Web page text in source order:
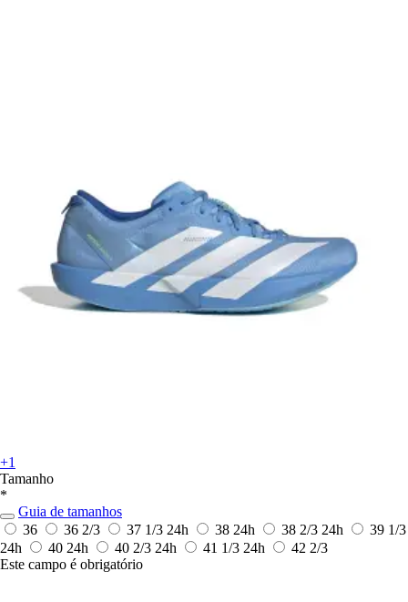
+1
Tamanho
*
Guia de tamanhos
36
36 2/3 37 1/3 24h 38 24h 38 2/3 24h
39 1/3
24h
40 24h 40 2/3 24h 41 1/3 24h
42 2/3
Este campo é obrigatório